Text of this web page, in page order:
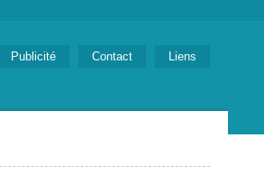
Publicité Contact Liens